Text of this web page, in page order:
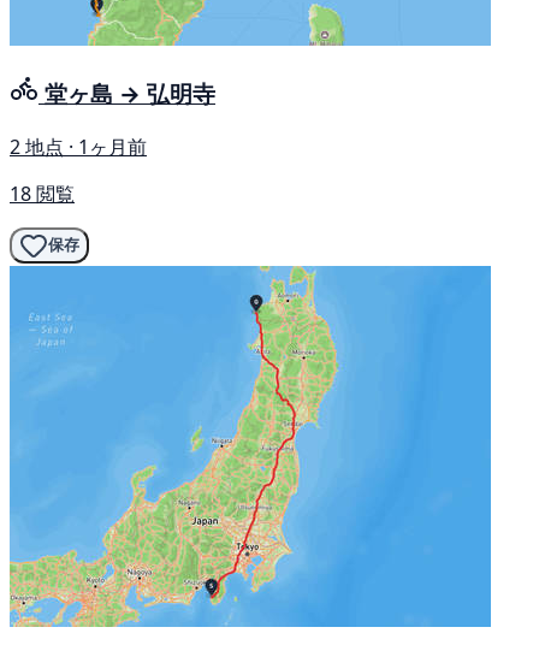
堂ヶ島 → 弘明寺
2 地点 · 1ヶ月前
18 閲覧
保存